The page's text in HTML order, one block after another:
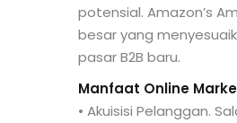
potensial. Amazon’s
besar yang
pasar B2B baru.
Manfaat Online
• Akuisisi Pelanggan.